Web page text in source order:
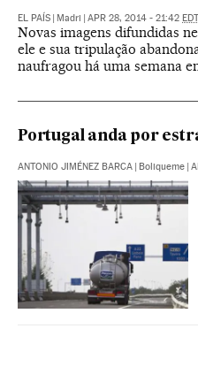
EL PAÍS Madri APR 28, 2014 - 21:42 EDT
Novas imagens difundidas
ele e sua tripulação
naufragou há uma semana
Portugal anda por
ANTONIO JIMÉNEZ BARCA Boliqueme